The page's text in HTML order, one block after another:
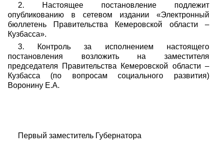
2. Настоящее постановление подлежит
опубликованию в сетевом издании «Электронный
бюллетень Правительства Кемеровской области –
Кузбасса».
3. Контроль за исполнением настоящего
постановления возложить на заместителя
председателя Правительства Кемеровской области –
Кузбасса (по вопросам социального развития)
Воронину Е.А.
Первый заместитель Губернатора